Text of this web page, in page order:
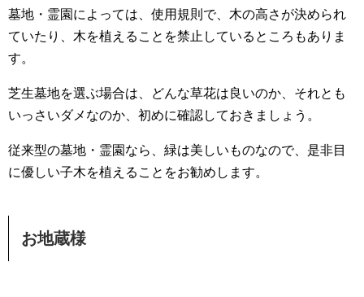
墓地・霊園によっては、使用規則で、木の高さが決められ
ていたり、木を植えることを禁止しているところもありま
す。
芝生墓地を選ぶ場合は、どんな草花は良いのか、それとも
いっさいダメなのか、初めに確認しておきましょう。
従来型の墓地・霊園なら、緑は美しいものなので、是非目
に優しい子木を植えることをお勧めします。
お地蔵様